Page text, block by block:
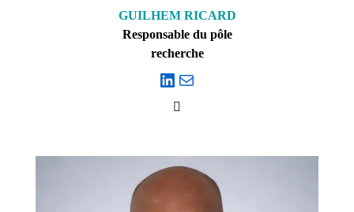
GUILHEM RICARD
Responsable du pôle
recherche
LinkedIn E-mail